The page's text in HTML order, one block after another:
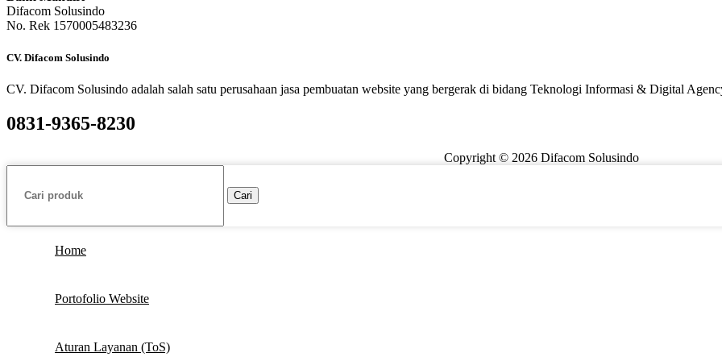
Difacom Solusindo
No. Rek 1570005483236
CV. Difacom Solusindo
CV. Difacom Solusindo adalah salah satu perusahaan jasa pembuatan website yang bergerak di bidang Teknologi Informasi & Digital
0831-9365-8230
Copyright © 2026 Difacom Solusindo
Cari
Home
Portofolio Website
Aturan Layanan (ToS)